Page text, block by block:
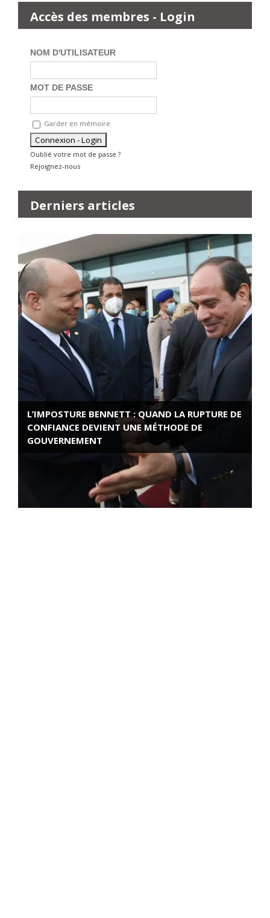
Accès des membres - Login
NOM D'UTILISATEUR
MOT DE PASSE
Garder en mémoire
Oublié votre mot de passe ?
Rejoignez-nous
Derniers articles
L’IMPOSTURE BENNETT : QUAND LA RUPTURE DE
CONFIANCE DEVIENT UNE MÉTHODE DE
GOUVERNEMENT
ROSE VALLAND, HEROÏNE DE LA RESISTANCE